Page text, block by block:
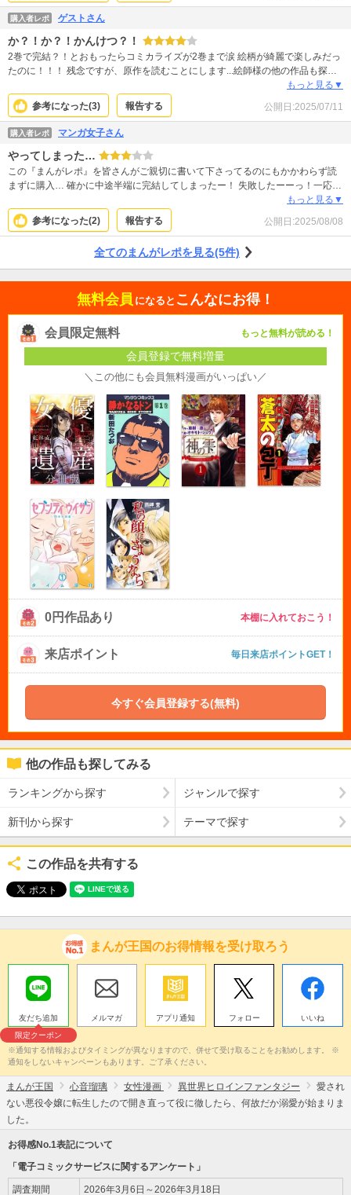
購入者レポ ゲストさん
か？！か？！かんけつ？！
2巻で完結？！とおもったらコミカライズが2巻まで涙 絵柄が綺麗で楽しみだっ
たのに！！！ 残念ですが、原作を読むことにします...絵師様の他の作品も探し
もっと見る▼
参考になった(3) 報告する 公開日:2025/07/11
購入者レポ マンガ女子さん
やってしまった…
この『まんがレポ』を皆さんがご親切に書いて下さってるのにもかかわらず読
まずに購入… 確かに中途半端に完結してしまったー！ 失敗したーーっ！一応は
ハッピーエンドだけど、小説的には続いてるし明かされてない謎がそのまま終
わってしまってます…トホホ
もっと見る▼
参考になった(2) 報告する 公開日:2025/08/08
全てのまんがレポを見る(5件)
無料会員 になると こんなにお得！
会員限定無料 もっと無料が読める！
会員登録で無料増量
＼この他にも会員無料漫画がいっぱい／
0円作品あり 本棚に入れておこう！
来店ポイント 毎日来店ポイントGET！
今すぐ会員登録する(無料)
他の作品も探してみる
ランキングから探す ジャンルで探す
新刊から探す テーマで探す
この作品を共有する
まんが王国のお得情報を受け取ろう
友だち追加
限定クーポン
メルマガ アプリ通知 フォロー いいね
※通知する情報およびタイミングが異なりますので、併せて受け取ることをお勧めします。 ※
通知をしないキャンペーンもあります。ご了承ください。
まんが王国 心音瑠璃 女性漫画 異世界ヒロインファンタジー
愛され
ない悪役令嬢に転生したので開き直って役に徹したら、何故だか溺愛が始まりま
した。
お得感No.1表記について
「電子コミックサービスに関するアンケート」
調査期間 2026年3月6日～2026年3月18日